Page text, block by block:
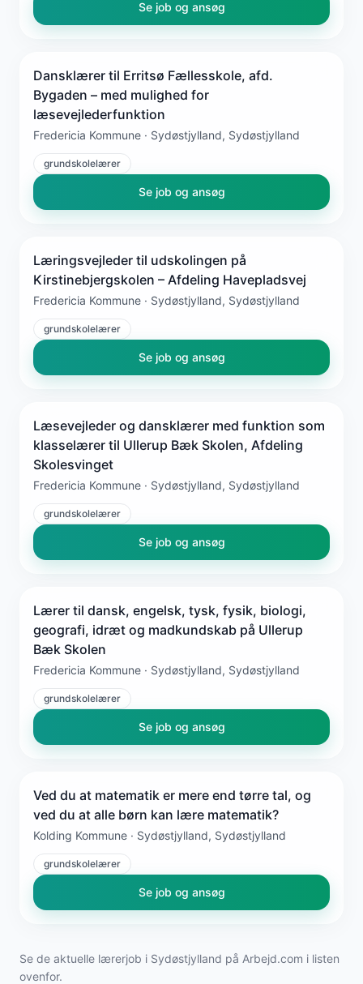
Se job og ansøg
Dansklærer til Erritsø Fællesskole, afd.
Bygaden – med mulighed for
læsevejlederfunktion
Fredericia Kommune · Sydøstjylland, Sydøstjylland
grundskolelærer
Se job og ansøg
Læringsvejleder til udskolingen på
Kirstinebjergskolen – Afdeling Havepladsvej
Fredericia Kommune · Sydøstjylland, Sydøstjylland
grundskolelærer
Se job og ansøg
Læsevejleder og dansklærer med funktion som
klasselærer til Ullerup Bæk Skolen, Afdeling
Skolesvinget
Fredericia Kommune · Sydøstjylland, Sydøstjylland
grundskolelærer
Se job og ansøg
Lærer til dansk, engelsk, tysk, fysik, biologi,
geografi, idræt og madkundskab på Ullerup
Bæk Skolen
Fredericia Kommune · Sydøstjylland, Sydøstjylland
grundskolelærer
Se job og ansøg
Ved du at matematik er mere end tørre tal, og
ved du at alle børn kan lære matematik?
Kolding Kommune · Sydøstjylland, Sydøstjylland
grundskolelærer
Se job og ansøg
Se de aktuelle lærerjob i Sydøstjylland på Arbejd.com i listen
ovenfor.